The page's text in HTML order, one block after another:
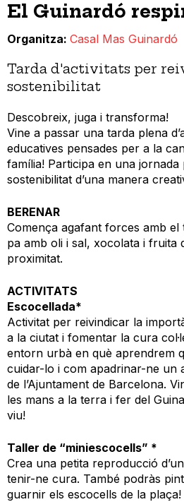
El Guinardó
Organitza Casal Mas Guinardó
Tarda d'activitats per
sostenibilitat
Descobreix, juga i transforma!
Vine a passar una tarda plena
educatives pensades per a la
família! Participa en una
sostenibilitat d’una manera
BERENAR
Comença agafant forces amb
pa amb oli i sal, xocolata i fruita
proximitat.
ACTIVITATS
Escocellada*
Activitat per reivindicar la
a la ciutat i fomentar la cura
entorn urbà en què aprendrem
cuidar-lo i com apadrinar-ne un
de l’Ajuntament de Barcelona.
les mans a la terra i fer del
viu!
Taller de “miniescocells” *
Crea una petita reproducció
tenir-ne cura. També podràs
guarnir els escocells de la plaça!